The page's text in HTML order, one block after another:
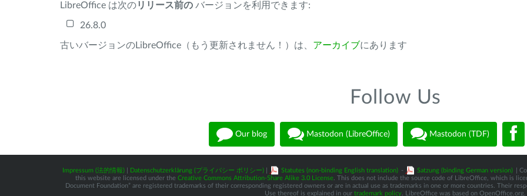
LibreOffice は次のリリース前の バージョンを利用できます:
26.8.0
古いバージョンのLibreOffice（もう更新されません！）は、 アーカイブにあります
Follow Us
Our blog Mastodon (LibreOffice) Mastodon (TDF)
Impressum (法的情報) Datenschutzerklärung (プライバシー ポリシー) Statutes (non-binding English translation) - Satzung (binding German version)
|
this website are licensed under the Creative Commons Attribution-Share Alike 3.0 License. This does not include the source code of LibreOffice, which is
Document Foundation” are registered trademarks of their corresponding registered owners or are in actual use as trademarks in one or more countries. Their
Use thereof is explained in our trademark policy . LibreOffice was based on OpenOffice.org.